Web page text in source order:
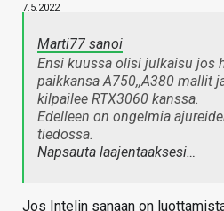
7.5.2022
Marti77 sanoi
Ensi kuussa olisi julkaisu jos
paikkansa A750,,A380 mallit
kilpailee RTX3060 kanssa.
Edelleen on ongelmia
tiedossa.
Napsauta laajentaaksesi…
Jos Intelin sanaan on